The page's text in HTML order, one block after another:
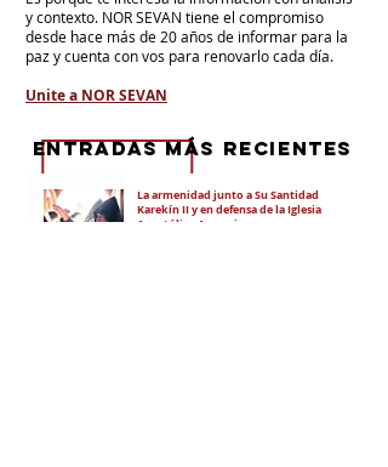
y contexto. NOR SEVAN tiene el compromiso
desde hace más de 20 años de informar para la
paz y cuenta con vos para renovarlo cada día.
Unite a NOR SEVAN
La armenidad junto a Su Santidad
Karekín II y en defensa de la Iglesia
Apostólica Armenia
eNTRADAS MÁS RECIENTES